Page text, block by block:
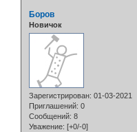
Боров
Новичок
Зарегистрирован: 01-03-2021
Приглашений: 0
Сообщений: 8
Уважение: [+0/-0]